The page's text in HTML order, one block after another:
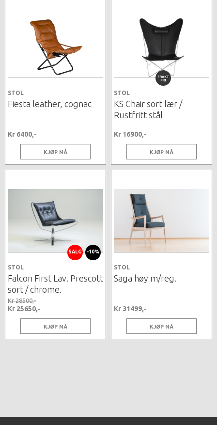
STOL
Fiesta leather, cognac
Kr 6400,-
KJØP NÅ
FRAKT
FRI
STOL
KS Chair sort lær /
Rustfritt stål
Kr 16900,-
KJØP NÅ
SALG -10%
STOL
Falcon First Lav. Prescott
sort / chrome.
Kr 28500,-
Kr 25650,-
KJØP NÅ
STOL
Saga høy m/reg.
Kr 31499,-
KJØP NÅ